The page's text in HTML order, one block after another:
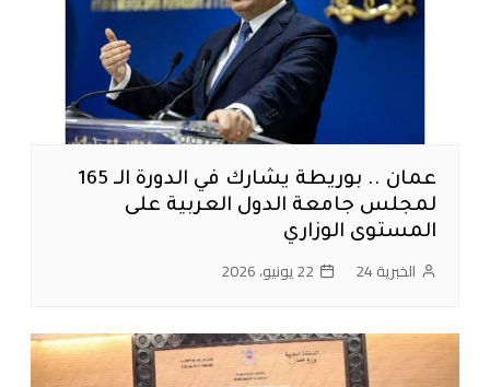
عمان .. بوريطة يشارك في الدورة الـ 165
لمجلس جامعة الدول العربية على
المستوى الوزاري
الخبرية 24 22 يونيو، 2026